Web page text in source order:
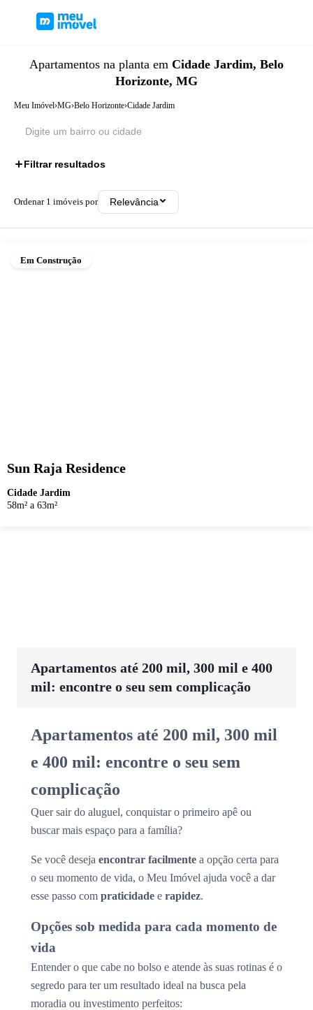
Apartamentos na planta em Cidade Jardim, Belo
Horizonte, MG
Meu Imóvel›MG›Belo Horizonte›Cidade Jardim
Filtrar resultados
Ordenar 1 imóveis por Relevância
Em Construção
Sun Raja Residence
Cidade Jardim
58m² a 63m²
Apartamentos até 200 mil, 300 mil e 400
mil: encontre o seu sem complicação
Apartamentos até 200 mil, 300 mil
e 400 mil: encontre o seu sem
complicação
Quer sair do aluguel, conquistar o primeiro apê ou
buscar mais espaço para a família?
Se você deseja encontrar facilmente a opção certa para
o seu momento de vida, o Meu Imóvel ajuda você a dar
esse passo com praticidade e rapidez.
Opções sob medida para cada momento de
vida
Entender o que cabe no bolso e atende às suas rotinas é o
segredo para ter um resultado ideal na busca pela
moradia ou investimento perfeitos: